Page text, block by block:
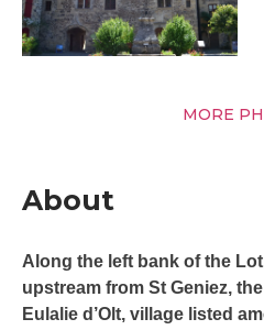
MORE
About
Along the left bank of the
upstream from St Geniez,
Eulalie d’Olt, village listed